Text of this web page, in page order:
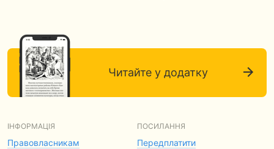
Читайте у додатку
ІНФОРМАЦІЯ
Правовласникам
ПОСИЛАННЯ
Передплатити